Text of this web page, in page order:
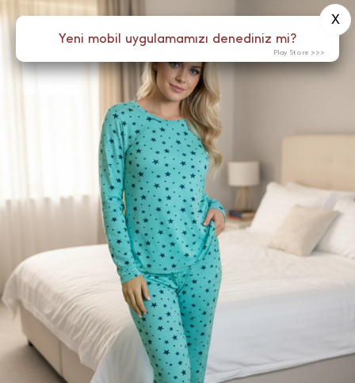
Menü
Yeni mobil uygulamamızı denediniz mi?
X
Play Store >>>